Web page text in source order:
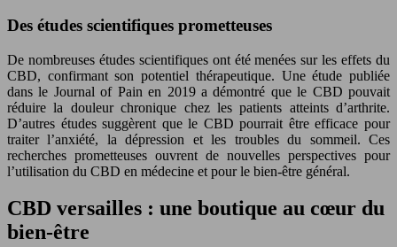
Des études scientifiques prometteuses
De nombreuses études scientifiques ont été menées sur les effets du
CBD, confirmant son potentiel thérapeutique. Une étude publiée
dans le Journal of Pain en 2019 a démontré que le CBD pouvait
réduire la douleur chronique chez les patients atteints d’arthrite.
D’autres études suggèrent que le CBD pourrait être efficace pour
traiter l’anxiété, la dépression et les troubles du sommeil. Ces
recherches prometteuses ouvrent de nouvelles perspectives pour
l’utilisation du CBD en médecine et pour le bien-être général.
CBD versailles : une boutique au cœur du
bien-être